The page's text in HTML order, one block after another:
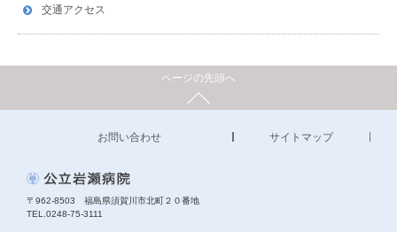
交通アクセス
ページの先頭へ
お問い合わせ サイトマップ
〒962-8503
福島県須賀川市北町２０番地
TEL.0248-75-3111